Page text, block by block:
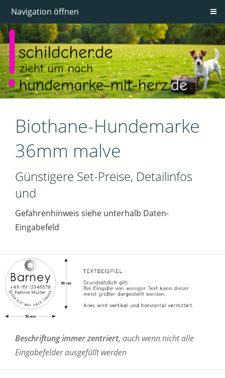
Navigation öffnen
Biothane-Hundemarke
36mm malve
Günstigere Set-Preise, Detailinfos
und
Gefahrenhinweis siehe unterhalb Daten-
Eingabefeld
Beschriftung immer zentriert, auch wenn nicht alle
Eingabefelder ausgefüllt werden